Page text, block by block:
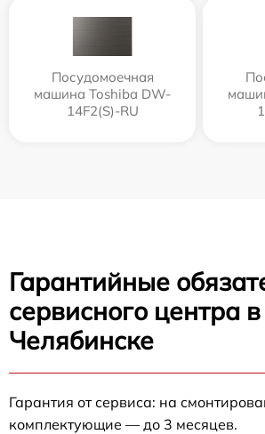
Посудомоечная
машина Toshiba DW-
14F2(S)-RU
Гарантийные
сервисного центра в
Челябинске
Гарантия от сервиса: на
комплектующие — до 3 месяцев.